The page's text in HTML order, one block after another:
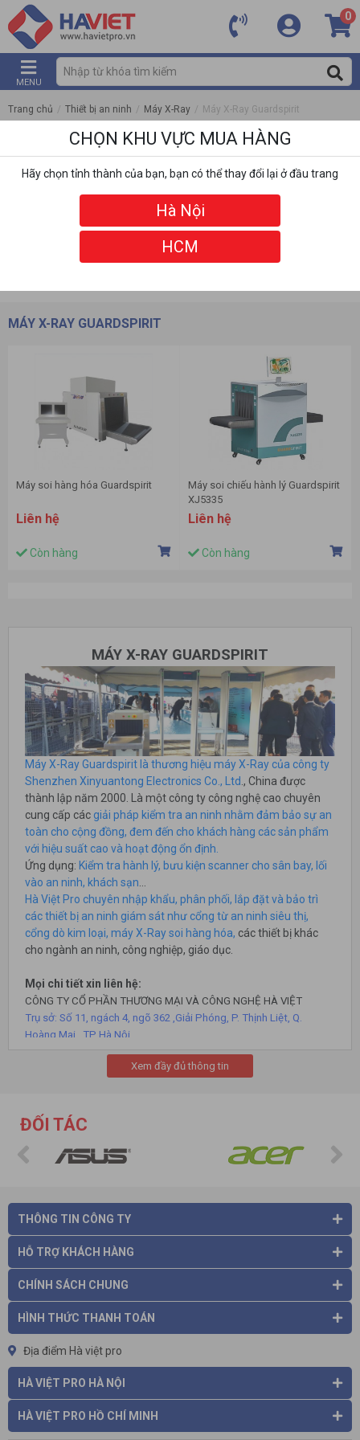
0
MENU
Trang chủ / Thiết bị an ninh / Máy X-Ray / Máy X-Ray Guardspirit
MÁY X-RAY GUARDSPIRIT
Máy soi hàng hóa Guardspirit
Liên hệ
Còn hàng
Máy soi chiếu hành lý Guardspirit
XJ5335
Liên hệ
Còn hàng
MÁY X-RAY GUARDSPIRIT
Máy X-Ray Guardspirit là thương hiệu máy X-Ray của công ty
Shenzhen Xinyuantong Electronics Co., Ltd ., China được
thành lập năm 2000. Là một công ty công nghệ cao chuyên
cung cấp các giải pháp kiểm tra an ninh nhằm đảm bảo sự an
toàn cho cộng đồng, đem đến cho khách hàng các sản phẩm
với hiệu suất cao và hoạt động ổn định.
Ứng dụng: Kiểm tra hành lý, bưu kiện scanner cho sân bay, lối
vào an ninh, khách sạn
Hà Việt Pro chuyên nhập khẩu, phân phối, lắp đặt và bảo trì
các thiết bị an ninh giám sát như cổng từ an ninh siêu thị,
cổng dò kim loại, máy X-Ray soi hàng hóa, các thiết bị khác
cho ngành an ninh, công nghiệp, giáo dục.
Mọi chi tiết xin liên hệ:
CÔNG TY CỔ PHẦN THƯƠNG MẠI VÀ CÔNG NGHỆ HÀ VIỆT
Trụ sở: Số 11, ngách 4, ngõ 362 ,Giải Phóng, P. Thịnh Liệt, Q.
Hoàng Mai , TP Hà Nội.
Cơ sở HCM: số 61/7 Bình Giã, phường 13, quận Tân Bình, Thành
Điện thoại: 028 38 130 866 Fax: 024.322 168 55 Hotline: 0975
Fanpage:www.facebook.com/havietpro
Xem đầy đủ thông tin
ĐỐI TÁC
THÔNG TIN CÔNG TY
HỖ TRỢ KHÁCH HÀNG
CHÍNH SÁCH CHUNG
HÌNH THỨC THANH TOÁN
Địa điểm Hà việt pro
HÀ VIỆT PRO HÀ NỘI
HÀ VIỆT PRO HỒ CHÍ MINH
CHỌN KHU VỰC MUA HÀNG
Hãy chọn tỉnh thành của bạn, bạn có thể thay đổi lại ở đầu trang
Hà Nội
HCM